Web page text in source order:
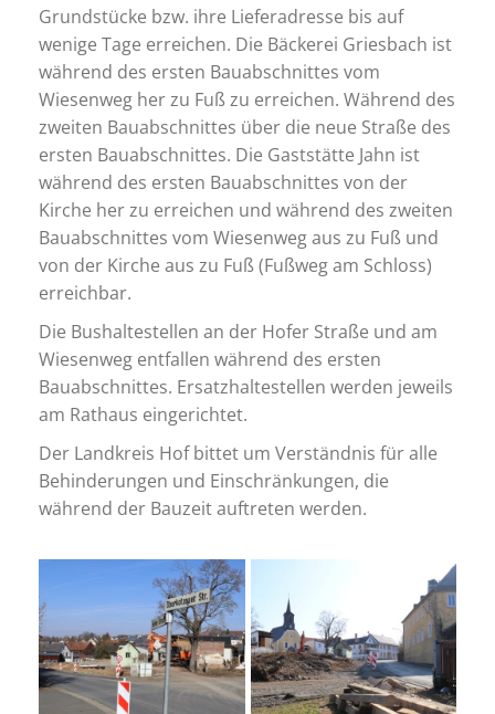
Grundstücke bzw. ihre Lieferadresse bis auf
wenige Tage erreichen. Die Bäckerei Griesbach ist
während des ersten Bauabschnittes vom
Wiesenweg her zu Fuß zu erreichen. Während des
zweiten Bauabschnittes über die neue Straße des
ersten Bauabschnittes. Die Gaststätte Jahn ist
während des ersten Bauabschnittes von der
Kirche her zu erreichen und während des zweiten
Bauabschnittes vom Wiesenweg aus zu Fuß und
von der Kirche aus zu Fuß (Fußweg am Schloss)
erreichbar.
Die Bushaltestellen an der Hofer Straße und am
Wiesenweg entfallen während des ersten
Bauabschnittes. Ersatzhaltestellen werden jeweils
am Rathaus eingerichtet.
Der Landkreis Hof bittet um Verständnis für alle
Behinderungen und Einschränkungen, die
während der Bauzeit auftreten werden.